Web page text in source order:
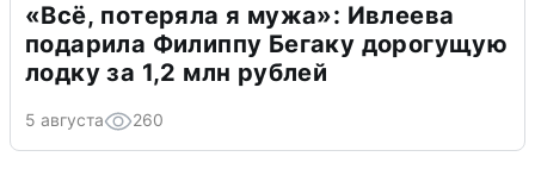
«Всё, потеряла я мужа»: Ивлеева
подарила Филиппу Бегаку дорогущую
лодку за 1,2 млн рублей
5 августа 260